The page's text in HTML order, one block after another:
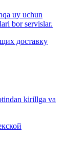
uy uchun
bor servislar.
доставку
kirillga va